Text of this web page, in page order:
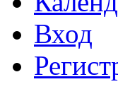
Вход